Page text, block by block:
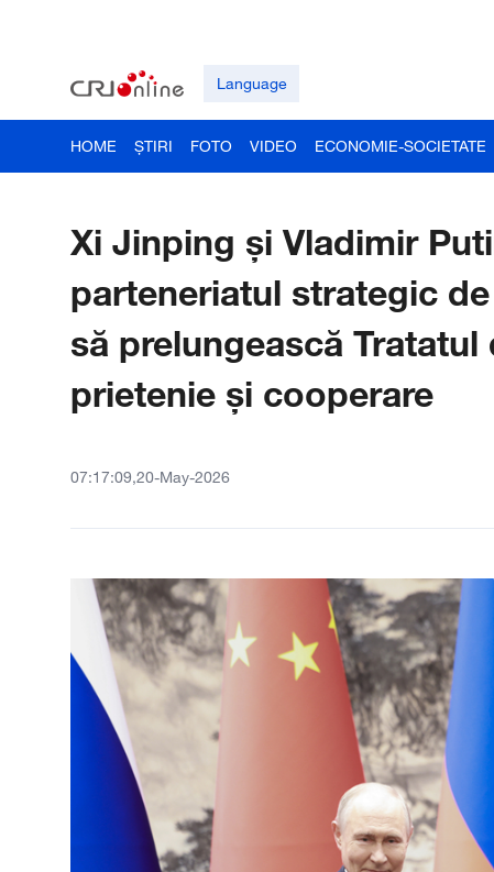
Language
HOME ȘTIRI FOTO VIDEO ECONOMIE-SOCIETATE
Xi Jinping și Vladimir
parteneriatul strategic
să prelungească
prietenie și cooperare
07:17:09,20-May-2026